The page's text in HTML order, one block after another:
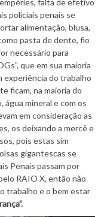
falta de efetivo
policiais penais se
alimentação, blusa,
pasta de dente, fio
necessário para
que em sua maioria
experiência do trabalho
ficam, na maioria do
água mineral e com os
em consideração as
os deixando a mercê e
pois estas sim
gigantescas se
Penais passam por
RAIO X, então não
trabalho e o bem estar